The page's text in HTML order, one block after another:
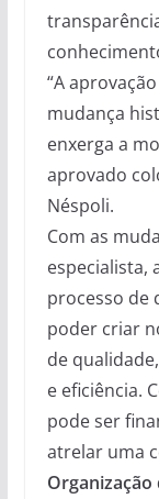
“A
mudança
enxerga a
aprovado
Néspoli.
Com as
especialista,
processo de
poder criar
de
e eficiência.
pode ser
atrelar uma